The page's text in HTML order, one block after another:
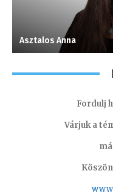
Asztalos Anna
Fordulj
Várjuk a